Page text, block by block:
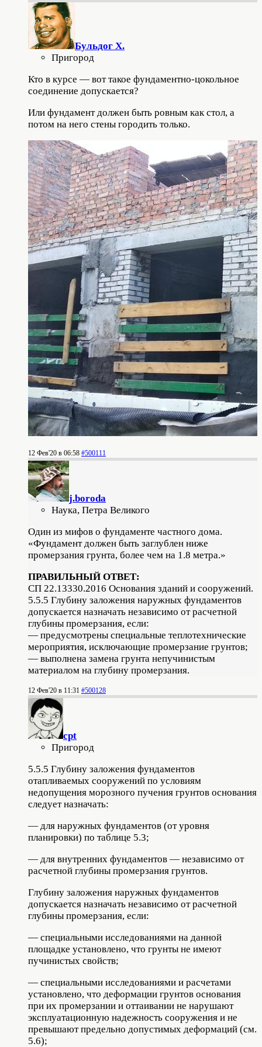
Бульдог Х.
Пригород
Кто в курсе — вот такое фундаментно-цокольное
соединение допускается?
Или фундамент должен быть ровным как стол, а
потом на него стены городить только.
12 Фев'20 в 06:58 #500111
j.boroda
Наука, Петра Великого
Один из мифов о фундаменте частного дома.
«Фундамент должен быть заглублен ниже
промерзания грунта, более чем на 1.8 метра.»
ПРАВИЛЬНЫЙ ОТВЕТ:
СП 22.13330.2016 Основания зданий и сооружений.
5.5.5 Глубину заложения наружных фундаментов
допускается назначать независимо от расчетной
глубины промерзания, если:
— предусмотрены специальные теплотехнические
мероприятия, исключающие промерзание грунтов;
— выполнена замена грунта непучинистым
материалом на глубину промерзания.
12 Фев'20 в 11:31 #500128
cpt
Пригород
5.5.5 Глубину заложения фундаментов
отапливаемых сооружений по условиям
недопущения морозного пучения грунтов основания
следует назначать:
— для наружных фундаментов (от уровня
планировки) по таблице 5.3;
— для внутренних фундаментов — независимо от
расчетной глубины промерзания грунтов.
Глубину заложения наружных фундаментов
допускается назначать независимо от расчетной
глубины промерзания, если:
— специальными исследованиями на данной
площадке установлено, что грунты не имеют
пучинистых свойств;
— специальными исследованиями и расчетами
установлено, что деформации грунтов основания
при их промерзании и оттаивании не нарушают
эксплуатационную надежность сооружения и не
превышают предельно допустимых деформаций (см.
5.6);